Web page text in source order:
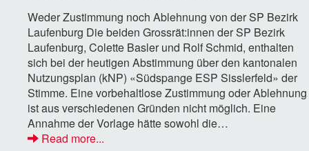
Weder Zustimmung noch Ablehnung von der SP Bezirk
Laufenburg Die beiden Grossrät:innen der SP Bezirk
Laufenburg, Colette Basler und Rolf Schmid, enthalten
sich bei der heutigen Abstimmung über den kantonalen
Nutzungsplan (kNP) «Südspange ESP Sisslerfeld» der
Stimme. Eine vorbehaltlose Zustimmung oder Ablehnung
ist aus verschiedenen Gründen nicht möglich. Eine
Annahme der Vorlage hätte sowohl die…
Read more...